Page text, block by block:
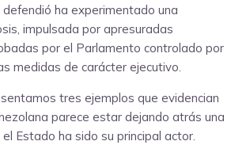
ha experimentado una
impulsada por apresuradas
por el Parlamento controlado por
medidas de carácter ejecutivo.
tres ejemplos que evidencian
parece estar dejando atrás una
Estado ha sido su principal actor.